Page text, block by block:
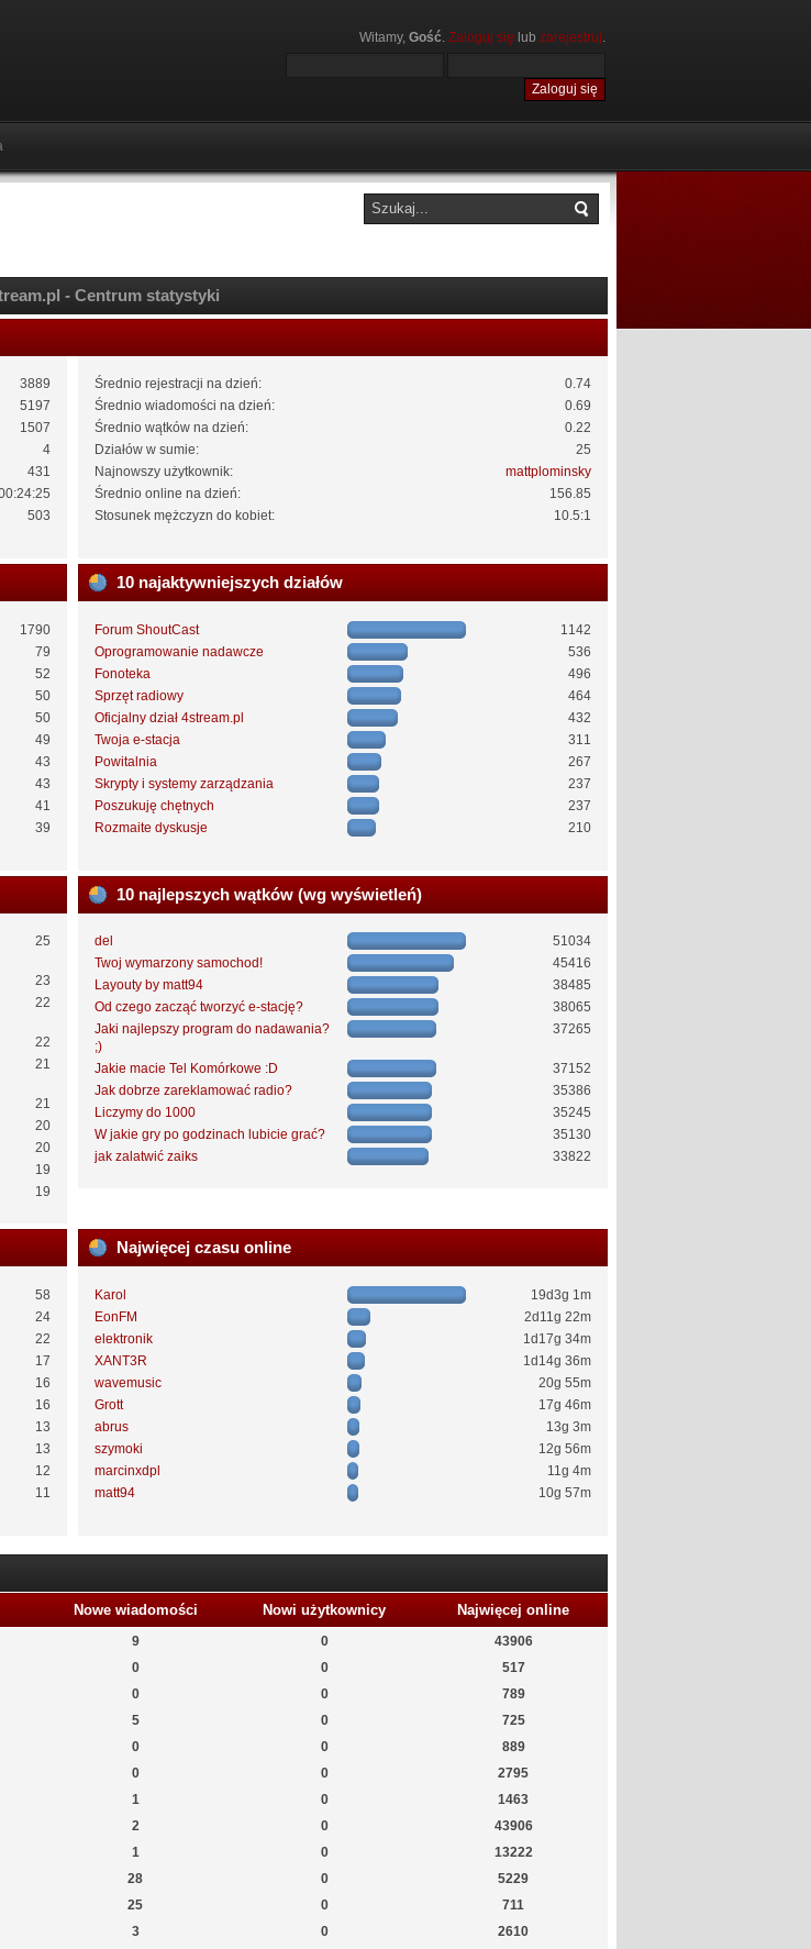
Witamy, Gość. Zaloguj się lub zarejestruj.
- Centrum statystyki
3889
5197
1507
4
431
503
Średnio rejestracji na dzień:
0.74
Średnio wiadomości na dzień:
0.69
Średnio wątków na dzień:
0.22
Działów w sumie:
25
Najnowszy użytkownik:
mattplominsky
Średnio online na dzień:
156.85
Stosunek mężczyzn do kobiet:
10.5:1
1790
79
52
50
50
49
43
43
41
39
10 najaktywniejszych działów
Forum ShoutCast
1142
Oprogramowanie nadawcze
536
Fonoteka
496
Sprzęt radiowy
464
Oficjalny dział 4stream.pl
432
Twoja e-stacja
311
Powitalnia
267
Skrypty i systemy zarządzania
237
Poszukuję chętnych
237
Rozmaite dyskusje
210
25
23
22
22
21
21
20
20
19
19
10 najlepszych wątków (wg wyświetleń)
del
51034
Twoj wymarzony samochod!
45416
Layouty by matt94
38485
Od czego zacząć tworzyć e-stację?
38065
Jaki najlepszy program do nadawania?
;)
37265
Jakie macie Tel Komórkowe :D
37152
Jak dobrze zareklamować radio?
35386
Liczymy do 1000
35245
W jakie gry po godzinach lubicie grać?
35130
jak zalatwić zaiks
33822
58
24
22
17
16
16
13
13
12
11
Najwięcej czasu online
Karol
19d3g 1m
EonFM
2d11g 22m
elektronik
1d17g 34m
XANT3R
1d14g 36m
wavemusic
20g 55m
Grott
17g 46m
abrus
13g 3m
szymoki
12g 56m
marcinxdpl
11g 4m
matt94
10g 57m
Nowe wiadomości Nowi użytkownicy Najwięcej online
9 0
43906
0 0
517
0 0
789
5 0
725
0 0
889
0 0
2795
1 0
1463
2 0
43906
1 0
13222
28 0
5229
25 0
711
3 0
2610